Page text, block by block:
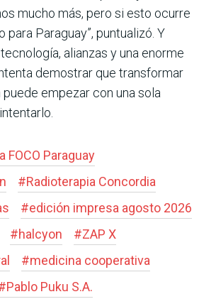
mucho más, pero si esto ocurre
Paraguay”, puntualizó. Y
alianzas y una enorme
demostrar que transformar
empezar con una sola
FOCO Paraguay
#Radioterapia Concordia
#edición impresa agosto 2026
#halcyon #ZAP X
#medicina cooperativa
Pablo Puku S.A.